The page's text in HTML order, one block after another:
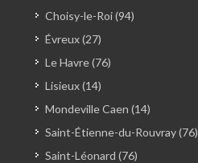
Choisy-le-Roi (94)
Évreux (27)
Le Havre (76)
Lisieux (14)
Mondeville Caen (14)
Saint-Étienne-du-Rouvray (76)
Saint-Léonard (76)